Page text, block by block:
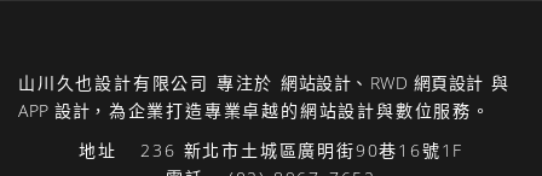
山川久也設計有限公司 專注於網站設計 、 RWD 網頁設計 與
APP 設計 ，為企業打造專業卓越的網站設計與數位服務。
地址
236 新北市土城區廣明街90巷16號1F